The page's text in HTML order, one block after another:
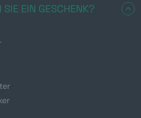
EIN GESCHENK?